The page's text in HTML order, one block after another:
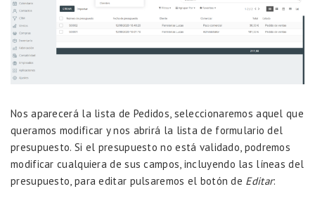
Nos aparecerá la lista de Pedidos, seleccionaremos aquel que
queramos modificar y nos abrirá la lista de formulario del
presupuesto. Si el presupuesto no está validado, podremos
modificar cualquiera de sus campos, incluyendo las líneas del
presupuesto, para editar pulsaremos el botón de Editar: